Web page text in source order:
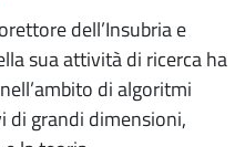
dell’Insubria e
sua attività di ricerca ha
di algoritmi
di grandi dimensioni,